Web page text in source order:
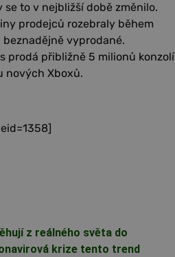
to v nejbližší době změnilo.
prodejců rozebraly během
vyprodané.
prodá přibližně 5 milionů konzolí
nových Xboxů.
z reálného světa do
krize tento trend